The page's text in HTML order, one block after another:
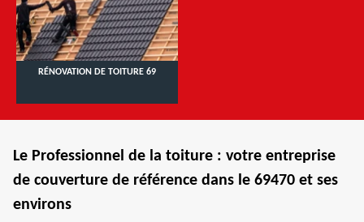
RÉNOVATION DE TOITURE 69
Le Professionnel de la toiture : votre entreprise
de couverture de référence dans le 69470 et ses
environs